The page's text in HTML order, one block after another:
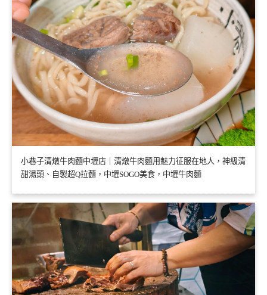
小巷子清燉牛肉麵中壢店｜清燉牛肉麵用魅力征服在地人，神級清
甜湯頭、自製超Q拉麵，中壢SOGO美食，中壢牛肉麵